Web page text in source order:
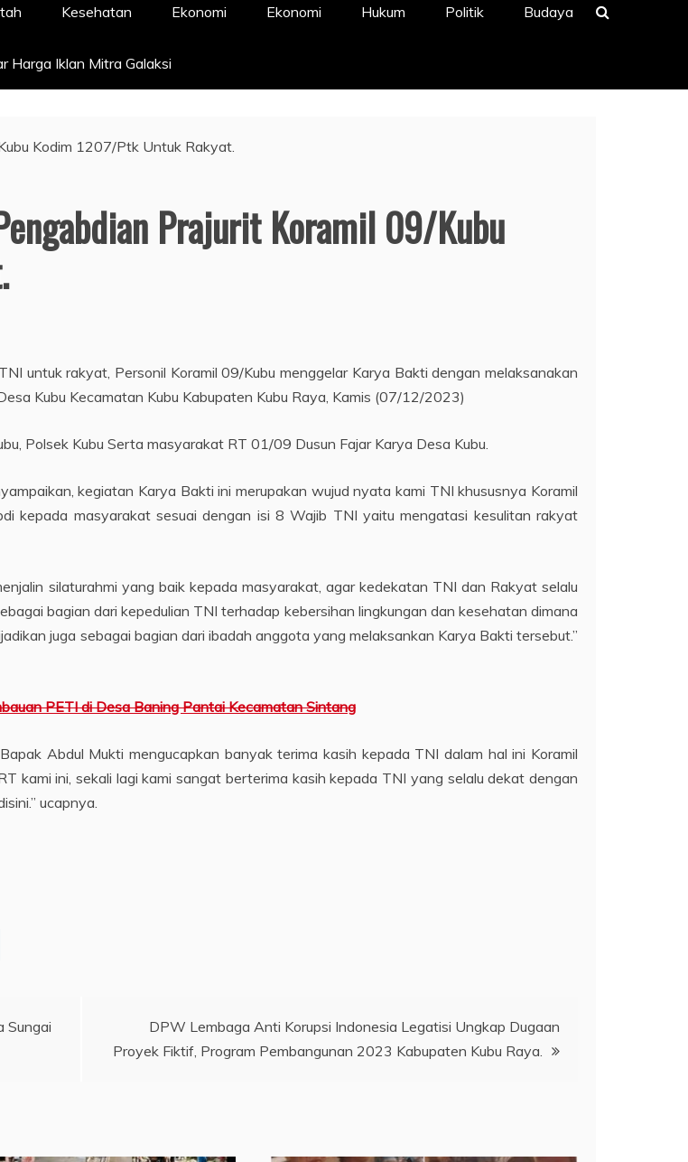
Kesehatan Ekonomi Ekonomi Hukum Politik Budaya
Harga Iklan Mitra Galaksi
Prajurit Koramil 09/Kubu
untuk rakyat, Personil Koramil 09/Kubu menggelar Karya Bakti dengan melaksanakan
Kubu Kecamatan Kubu Kabupaten Kubu Raya, Kamis (07/12/2023)
Polsek Kubu Serta masyarakat RT 01/09 Dusun Fajar Karya Desa Kubu.
kegiatan Karya Bakti ini merupakan wujud nyata kami TNI khususnya Koramil
kepada masyarakat sesuai dengan isi 8 Wajib TNI yaitu mengatasi kesulitan rakyat
silaturahmi yang baik kepada masyarakat, agar kedekatan TNI dan Rakyat selalu
bagian dari kepedulian TNI terhadap kebersihan lingkungan dan kesehatan dimana
juga sebagai bagian dari ibadah anggota yang melaksankan Karya Bakti tersebut.”
PETI di Desa Baning Pantai Kecamatan Sintang
Abdul Mukti mengucapkan banyak terima kasih kepada TNI dalam hal ini Koramil
kami ini, sekali lagi kami sangat berterima kasih kepada TNI yang selalu dekat dengan
ucapnya.
Sungai
DPW Lembaga Anti Korupsi Indonesia Legatisi Ungkap Dugaan
Proyek Fiktif, Program Pembangunan 2023 Kabupaten Kubu Raya.